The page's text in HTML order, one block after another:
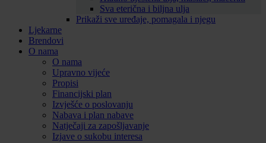
Sva eterična i biljna ulja
Prikaži sve uređaje, pomagala i njegu
Ljekarne
Brendovi
O nama
O nama
Upravno vijeće
Propisi
Financijski plan
Izvješće o poslovanju
Nabava i plan nabave
Natječaji za zapošljavanje
Izjave o sukobu interesa